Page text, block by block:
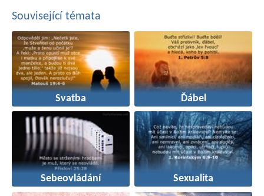
Související témata
Svatba Ďábel
Sebeovládání Sexualita